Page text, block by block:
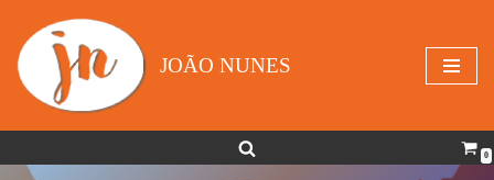
Avançar
para
JOÃO NUNES
0